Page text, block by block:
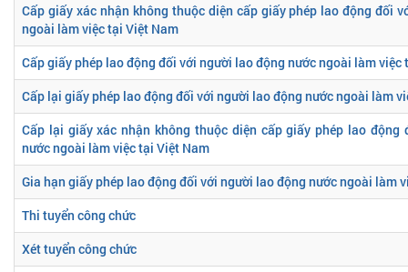
Cấp giấy xác nhận không thuộc diện cấp giấy phép lao động đối
ngoài làm việc tại Việt Nam
Cấp giấy phép lao động đối với người lao động nước ngoài làm việc
Cấp lại giấy phép lao động đối với người lao động nước ngoài làm
Cấp lại giấy xác nhận không thuộc diện cấp giấy phép lao động
nước ngoài làm việc tại Việt Nam
Gia hạn giấy phép lao động đối với người lao động nước ngoài làm
Thi tuyển công chức
Xét tuyển công chức